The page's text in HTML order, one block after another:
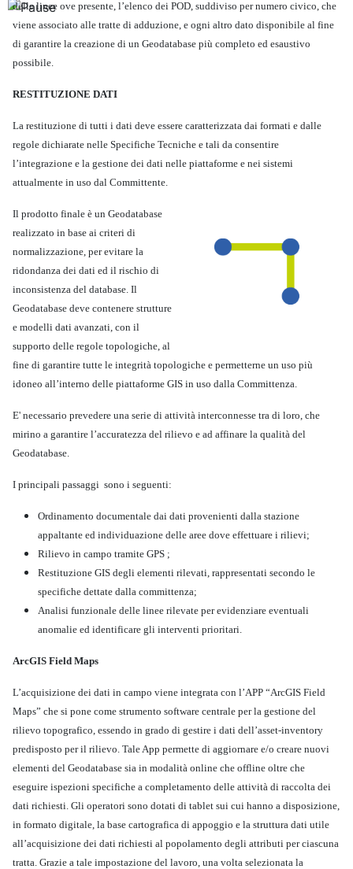
delle linee ove presente, l’elenco dei POD, suddiviso per numero civico, che
viene associato alle tratte di adduzione, e ogni altro dato disponibile al fine
di garantire la creazione di un Geodatabase più completo ed esaustivo
possibile.
RESTITUZIONE DATI
La restituzione di tutti i dati deve essere caratterizzata dai formati e dalle
regole dichiarate nelle Specifiche Tecniche e tali da consentire
l’integrazione e la gestione dei dati nelle piattaforme e nei sistemi
attualmente in uso dal Committente.
Il prodotto finale è un Geodatabase
realizzato in base ai criteri di
normalizzazione, per evitare la
ridondanza dei dati ed il rischio di
inconsistenza del database. Il
Geodatabase deve contenere strutture
e modelli dati avanzati, con il
supporto delle regole topologiche, al
fine di garantire tutte le integrità topologiche e permetterne un uso più
idoneo all’interno delle piattaforme GIS in uso dalla Committenza.
E' necessario prevedere una serie di attività interconnesse tra di loro, che
mirino a garantire l’accuratezza del rilievo e ad affinare la qualità del
Geodatabase.
I principali passaggi sono i seguenti:
Ordinamento documentale dai dati provenienti dalla stazione
appaltante ed individuazione delle aree dove effettuare i rilievi;
Rilievo in campo tramite GPS ;
Restituzione GIS degli elementi rilevati, rappresentati secondo le
specifiche dettate dalla committenza;
Analisi funzionale delle linee rilevate per evidenziare eventuali
anomalie ed identificare gli interventi prioritari.
ArcGIS Field Maps
L’acquisizione dei dati in campo viene integrata con l’APP “ArcGIS Field
Maps” che si pone come strumento software centrale per la gestione del
rilievo topografico, essendo in grado di gestire i dati dell’asset-inventory
predisposto per il rilievo. Tale App permette di aggiornare e/o creare nuovi
elementi del Geodatabase sia in modalità online che offline oltre che
eseguire ispezioni specifiche a completamento delle attività di raccolta dei
dati richiesti. Gli operatori sono dotati di tablet sui cui hanno a disposizione,
in formato digitale, la base cartografica di appoggio e la struttura dati utile
all’acquisizione dei dati richiesti al popolamento degli attributi per ciascuna
tratta. Grazie a tale impostazione del lavoro, una volta selezionata la